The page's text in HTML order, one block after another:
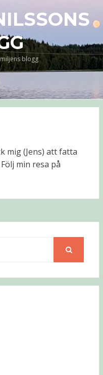
blogg
mig (Jens) att fatta
min resa på